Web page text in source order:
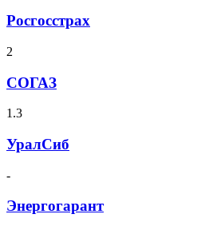
Росгосстрах
2
СОГАЗ
1.3
УралСиб
-
Энергогарант